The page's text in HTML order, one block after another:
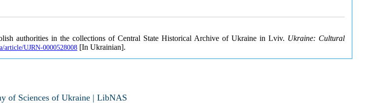
authorities in the collections of Central State Historical Archive of Ukraine in Lviv. Ukraine: Cultural
article/UJRN-0000528008[In Ukrainian].
of Sciences of Ukraine | LibNAS